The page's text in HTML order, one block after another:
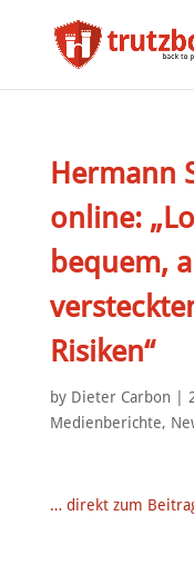
Hermann
online:
bequem,
Risiken“
by Dieter Carbon
Medienberichte,
… direkt zum